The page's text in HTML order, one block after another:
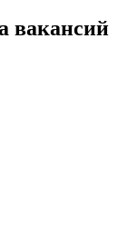
вакансий